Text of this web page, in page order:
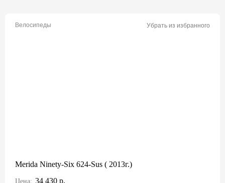
Велосипеды Убрать из избранного
Merida Ninety-Six 624-Sus ( 2013г.)
Цена: 34 430 р.